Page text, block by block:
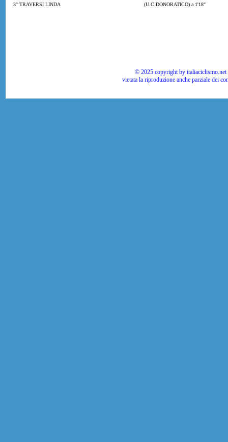
3° TRAVERSI LINDA
(U.C.DONORATICO) a 1'18"
© 2025 copyright by
vietata la riproduzione anche parziale dei